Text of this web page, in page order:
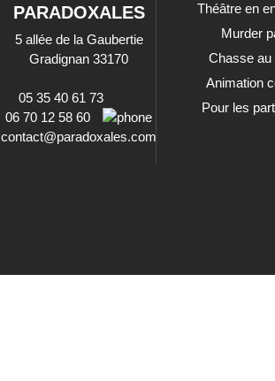
PARADOXALES
5 allée de la Gaubertie
Gradignan 33170
05 35 40 61 73
06 70 12 58 60
contact@paradoxales.com
Théâtre en
Murder
Chasse au
Animation
Pour les